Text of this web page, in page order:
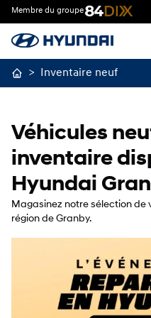
Membre du groupe
> Inventaire neuf
Véhicules
inventaire
Hyundai
Magasinez notre sélection de
région de Granby.